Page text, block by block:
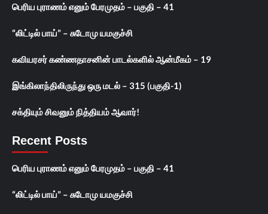
பெரிய புராணம் எனும் பேரமுதம் – பகுதி – 41
“லிட்டில் பாய்” – சுடோமு யமகுச்சி
கவியரசர் கண்ணதாசனின் பாடல்களில் ஆன்மீகம் – 19
இங்கிலாந்திலிருந்து ஒரு மடல் – 315 (பகுதி-1)
சக்தியும் சிவனும் நித்தியம் ஆவார்!
Recent Posts
பெரிய புராணம் எனும் பேரமுதம் – பகுதி – 41
“லிட்டில் பாய்” – சுடோமு யமகுச்சி